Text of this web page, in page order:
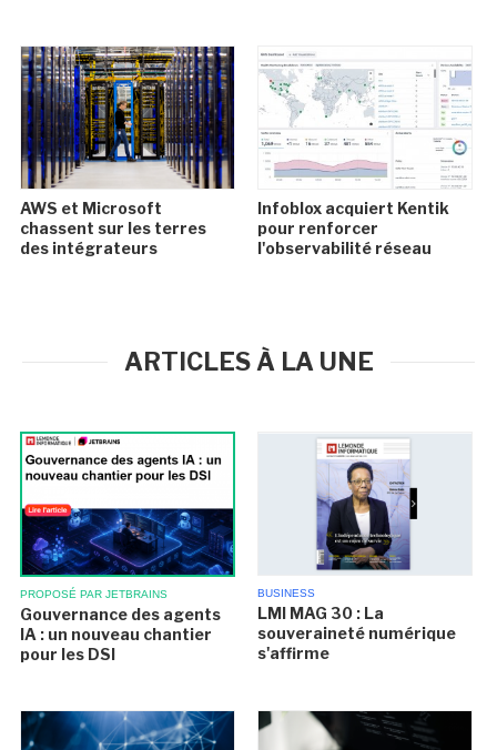
AWS et Microsoft
chassent sur les terres
des intégrateurs
Infoblox acquiert Kentik
pour renforcer
l'observabilité réseau
ARTICLES À LA UNE
PROPOSÉ PAR JETBRAINS
Gouvernance des agents
IA : un nouveau chantier
pour les DSI
BUSINESS
LMI MAG 30 : La
souveraineté numérique
s'affirme